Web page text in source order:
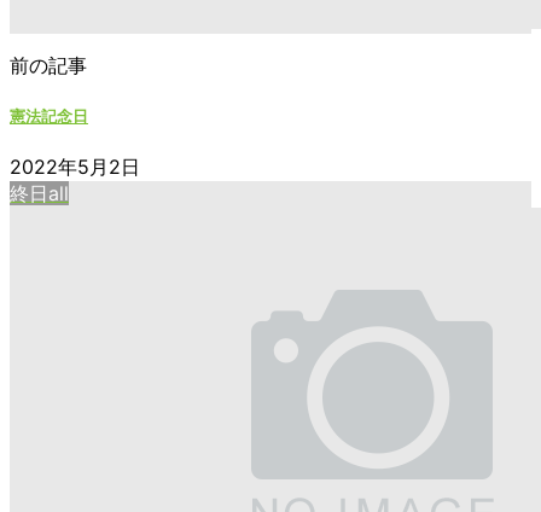
前の記事
憲法記念日
2022年5月2日
終日all